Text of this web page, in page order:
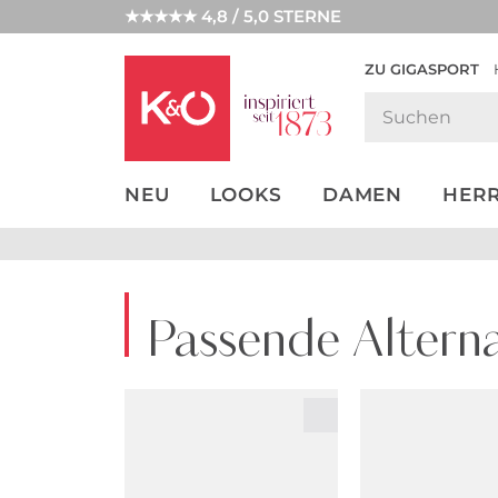
★★★★★ 4,8 / 5,0 STERNE
ZU GIGASPORT
NEU LOOKS DAMEN
NEW IN
WEDDING
Passende